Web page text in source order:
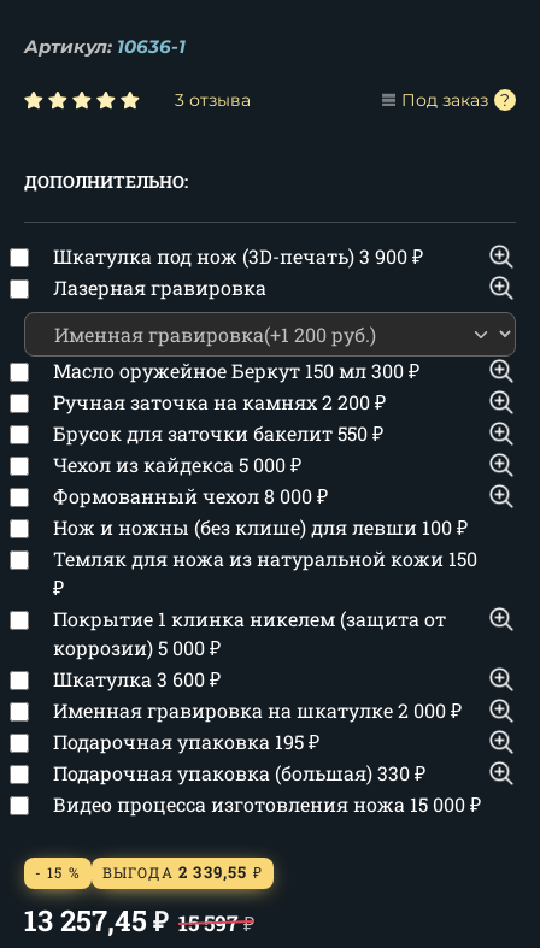
Артикул: 10636-1
3 отзыва Под заказ
ДОПОЛНИТЕЛЬНО:
Шкатулка под нож (3D-печать)3 900₽
Лазерная гравировка
Масло оружейное Беркут 150 мл300₽
Ручная заточка на камнях2 200₽
Брусок для заточки бакелит550₽
Чехол из кайдекса 5 000₽
Формованный чехол8 000₽
Нож и ножны (без клише) для левши 100₽
Темляк для ножа из натуральной кожи 150
₽
Покрытие 1 клинка никелем (защита от
коррозии)5 000₽
Шкатулка 3 600₽
Именная гравировка на шкатулке2 000₽
Подарочная упаковка 195₽
Подарочная упаковка (большая)330₽
Видео процесса изготовления ножа 15 000₽
- 15 % ВЫГОДА 2 339,55 ₽
13 257,45 ₽ 15 597₽